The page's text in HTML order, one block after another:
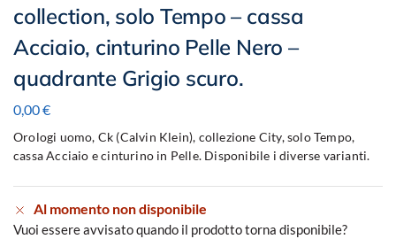
collection, solo Tempo – cassa
Acciaio, cinturino Pelle Nero –
quadrante Grigio scuro.
0,00€
Orologi uomo, Ck (Calvin Klein), collezione City, solo Tempo,
cassa Acciaio e cinturino in Pelle. Disponibile i diverse varianti.
Al momento non disponibile
Vuoi essere avvisato quando il prodotto torna disponibile?